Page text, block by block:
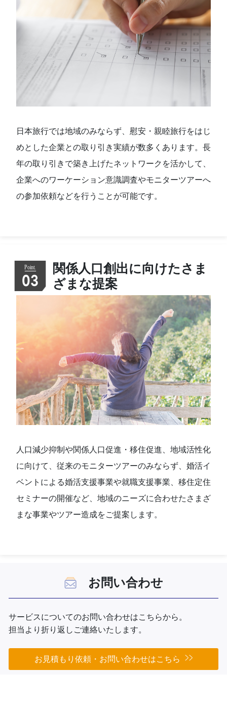
日本旅行では地域のみならず、慰安・親睦旅行をはじ
めとした企業との取り引き実績が数多くあります。長
年の取り引きで築き上げたネットワークを活かして、
企業へのワーケーション意識調査やモニターツアーへ
の参加依頼などを行うことが可能です。
03
関係人口創出に向けたさま
ざまな提案
人口減少抑制や関係人口促進・移住促進、地域活性化
に向けて、従来のモニターツアーのみならず、婚活イ
ベントによる婚活支援事業や就職支援事業、移住定住
セミナーの開催など、地域のニーズに合わせたさまざ
まな事業やツアー造成をご提案します。
お問い合わせ
サービスについてのお問い合わせはこちらから。
担当より折り返しご連絡いたします。
お見積もり依頼・お問い合わせはこちら